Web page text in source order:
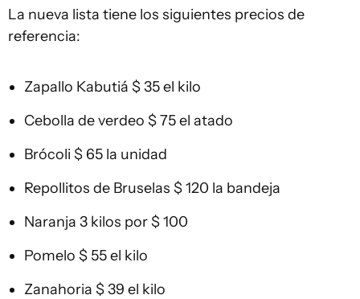
La nueva lista tiene los siguientes precios de
referencia:
Zapallo Kabutiá $ 35 el kilo
Cebolla de verdeo $ 75 el atado
Brócoli $ 65 la unidad
Repollitos de Bruselas $ 120 la bandeja
Naranja 3 kilos por $ 100
Pomelo $ 55 el kilo
Zanahoria $ 39 el kilo